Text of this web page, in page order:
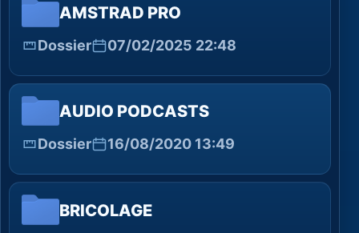
AMSTRAD PRO
Dossier 07/02/2025 22:48
AUDIO PODCASTS
Dossier 16/08/2020 13:49
BRICOLAGE